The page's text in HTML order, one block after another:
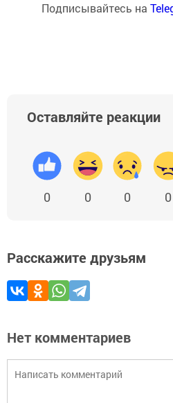
Подписывайтесь на
Оставляйте реакции
0 0 0 0
Расскажите друзьям
Нет комментариев